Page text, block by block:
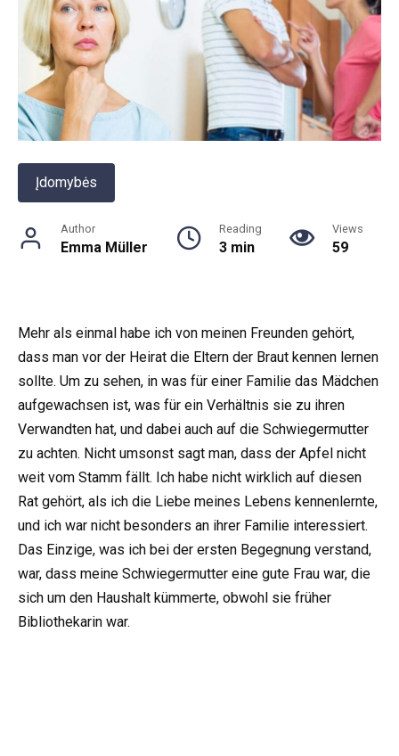
Įdomybės
Author
Emma Müller
Reading
3 min
Views
59
Mehr als einmal habe ich von meinen Freunden gehört,
dass man vor der Heirat die Eltern der Braut kennen lernen
sollte. Um zu sehen, in was für einer Familie das Mädchen
aufgewachsen ist, was für ein Verhältnis sie zu ihren
Verwandten hat, und dabei auch auf die Schwiegermutter
zu achten. Nicht umsonst sagt man, dass der Apfel nicht
weit vom Stamm fällt. Ich habe nicht wirklich auf diesen
Rat gehört, als ich die Liebe meines Lebens kennenlernte,
und ich war nicht besonders an ihrer Familie interessiert.
Das Einzige, was ich bei der ersten Begegnung verstand,
war, dass meine Schwiegermutter eine gute Frau war, die
sich um den Haushalt kümmerte, obwohl sie früher
Bibliothekarin war.